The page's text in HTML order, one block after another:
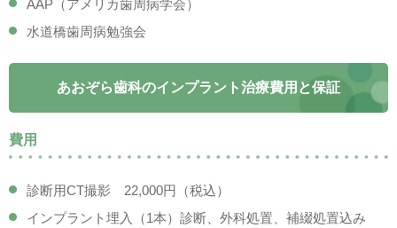
AAP（アメリカ歯周病学会）
水道橋歯周病勉強会
あおぞら歯科のインプラント治療費用と保証
費用
診断用CT撮影 22,000円（税込）
インプラント埋入（1本）診断、外科処置、補綴処置込み